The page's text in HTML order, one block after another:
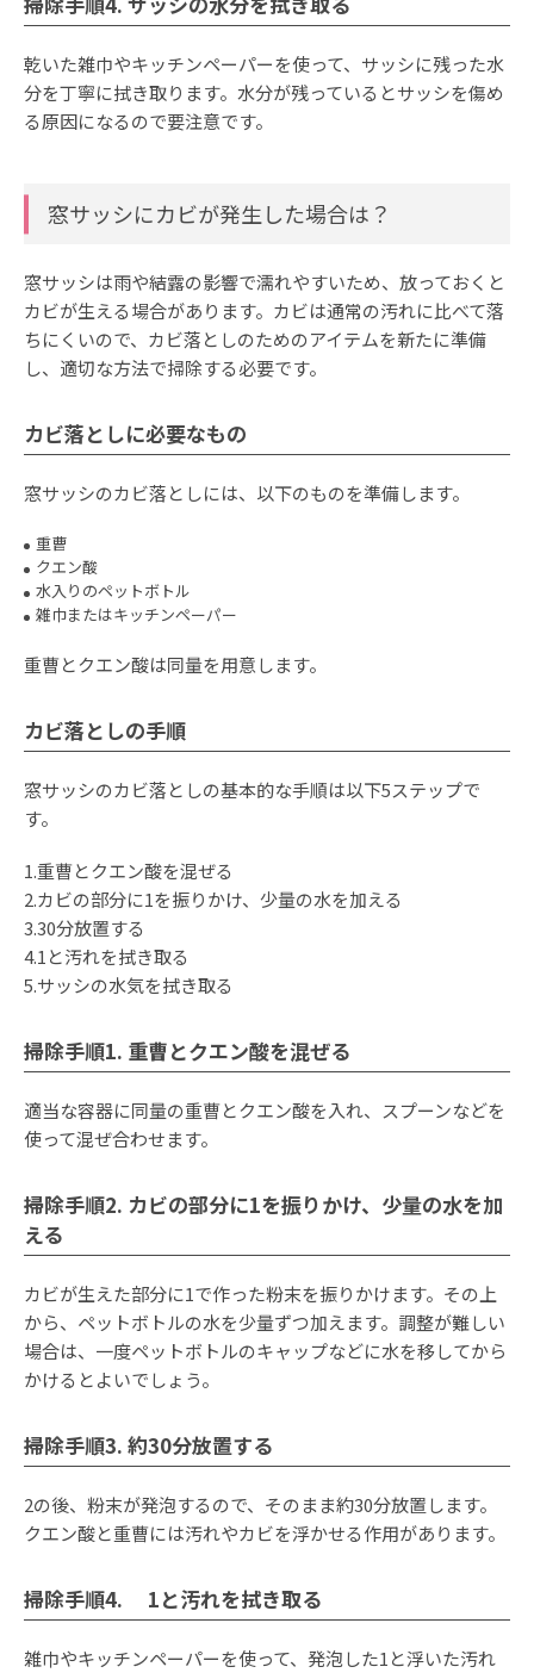
乾いた雑巾やキッチンペーパーを使って、サッシに残った水
分を丁寧に拭き取ります。水分が残っているとサッシを傷め
る原因になるので要注意です。
窓サッシにカビが発生した場合は？
窓サッシは雨や結露の影響で濡れやすいため、放っておくと
カビが生える場合があります。カビは通常の汚れに比べて落
ちにくいので、カビ落としのためのアイテムを新たに準備
し、適切な方法で掃除する必要です。
カビ落としに必要なもの
窓サッシのカビ落としには、以下のものを準備します。
重曹
クエン酸
水入りのペットボトル
雑巾またはキッチンペーパー
重曹とクエン酸は同量を用意します。
カビ落としの手順
窓サッシのカビ落としの基本的な手順は以下5ステップで
す。
1.重曹とクエン酸を混ぜる
2.カビの部分に1を振りかけ、少量の水を加える
3.30分放置する
4.1と汚れを拭き取る
5.サッシの水気を拭き取る
掃除手順1. 重曹とクエン酸を混ぜる
適当な容器に同量の重曹とクエン酸を入れ、スプーンなどを
使って混ぜ合わせます。
掃除手順2. カビの部分に1を振りかけ、少量の水を加
える
カビが生えた部分に1で作った粉末を振りかけます。その上
から、ペットボトルの水を少量ずつ加えます。調整が難しい
場合は、一度ペットボトルのキャップなどに水を移してから
かけるとよいでしょう。
掃除手順3. 約30分放置する
2の後、粉末が発泡するので、そのまま約30分放置します。
クエン酸と重曹には汚れやカビを浮かせる作用があります。
掃除手順4. 1と汚れを拭き取る
雑巾やキッチンペーパーを使って、発泡した1と浮いた汚れ